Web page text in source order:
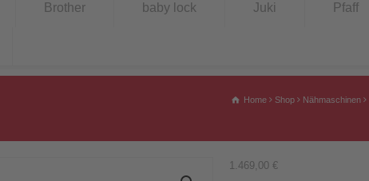
Brother baby lock Juki Pfaff
Home Shop Nähmaschinen
1.469,00 €